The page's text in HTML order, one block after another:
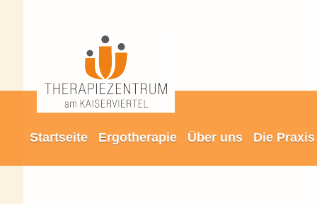
Startseite Ergotherapie Über uns Die Praxis